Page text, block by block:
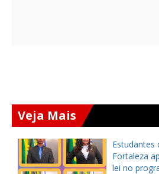
Veja Mais
Estudantes
Fortaleza
lei no